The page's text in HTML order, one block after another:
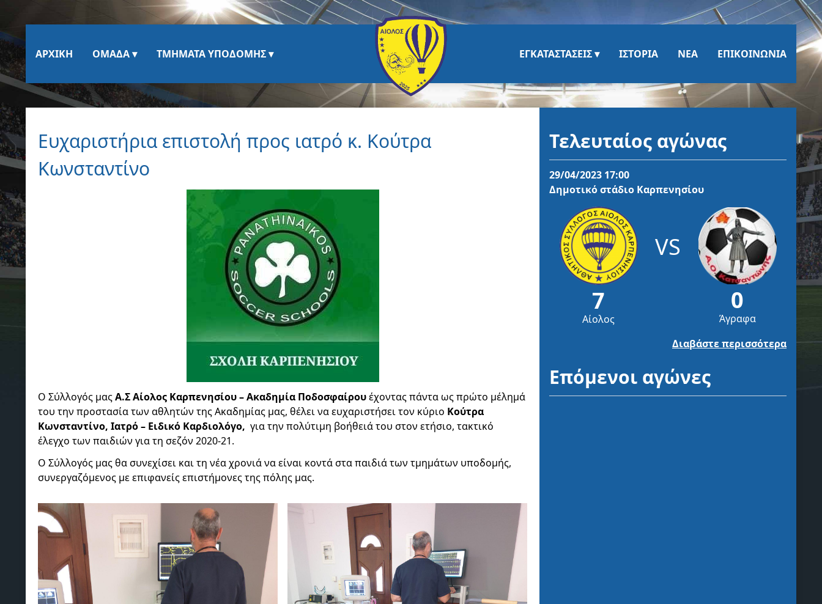
ΑΡΧΙΚΉ ΟΜΆΔΑ ΤΜΉΜΑΤΑ ΥΠΟΔΟΜΉΣ ΕΓΚΑΤΑΣΤΆΣΕΙΣ ΙΣΤΟΡΊΑ ΝΈΑ ΕΠΙΚΟΙΝΩΝΊΑ
Ευχαριστήρια επιστολή προς ιατρό κ. Κούτρα
Κωνσταντίνο
Ο Σύλλογός μαςΑ.Σ Αίολος Καρπενησίου – Ακαδημία Ποδοσφαίρουέχοντας πάντα ως πρώτο μέλημά
του την προστασία των αθλητών της Ακαδημίας μας, θέλει να ευχαριστήσει τον κύριο Κούτρα
Κωνσταντίνο, Ιατρό – Ειδικό Καρδιολόγο, για την πολύτιμη βοήθειά του στον ετήσιο, τακτικό
έλεγχο των παιδιών για τη σεζόν 2020-21.
Ο Σύλλογός μας θα συνεχίσει και τη νέα χρονιά να είναι κοντά στα παιδιά των τμημάτων υποδομής,
συνεργαζόμενος με επιφανείς επιστήμονες της πόλης μας.
Τελευταίος αγώνας
29/04/2023 17:00
Δημοτικό στάδιο Καρπενησίου
7
Αίολος
VS
0
Άγραφα
Διαβάστε περισσότερα
Επόμενοι αγώνες